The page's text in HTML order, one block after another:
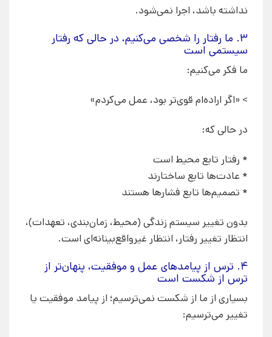
نداشته باشد، اجرا نمی‌شود.
۳. ما رفتار را شخصی می‌کنیم، در حالی که رفتار
سیستمی است
ما فکر می‌کنیم:
> «اگر اراده‌ام قوی‌تر بود، عمل می‌کردم»
در حالی که:
* رفتار تابع محیط است
* عادت‌ها تابع ساختارند
* تصمیم‌ها تابع فشارها هستند
بدون تغییر سیستم زندگی (محیط، زمان‌بندی، تعهدات)،
انتظار تغییر رفتار، انتظار غیرواقع‌بینانه‌ای است.
۴. ترس از پیامدهای عمل و موفقیت، پنهان‌تر از
ترس از شکست است
بسیاری از ما از شکست نمی‌ترسیم؛ از پیامد موفقیت یا
تغییر می‌ترسیم: